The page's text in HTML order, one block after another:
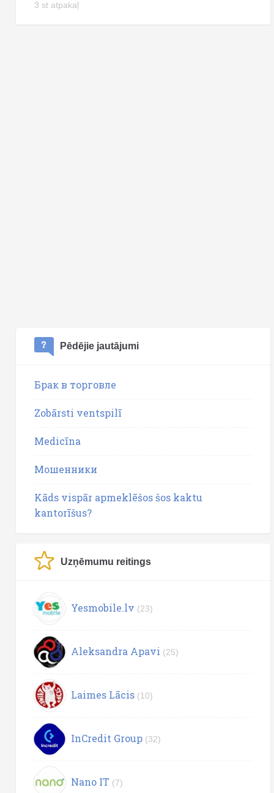
3 st atpakaļ
Pēdējie jautājumi
Брак в торговле
Zobārsti ventspilī
Medicīna
Мошенники
Kāds vispār apmeklēšos šos kaktu
kantorīšus?
Uzņēmumu reitings
Yesmobile.lv (23)
Aleksandra Apavi (25)
Laimes Lācis (10)
InCredit Group (32)
Nano IT (7)